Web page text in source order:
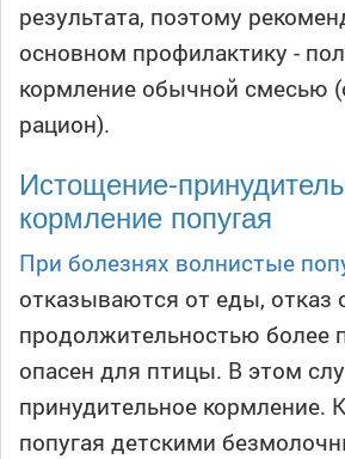
результата, поэтому
основном профилактику -
кормление обычной смесью
рацион).
Истощение-
кормление попугая
При болезнях волнистые
отказываются от еды, отказ
продолжительностью более
опасен для птицы. В этом
принудительное кормление.
попугая детскими